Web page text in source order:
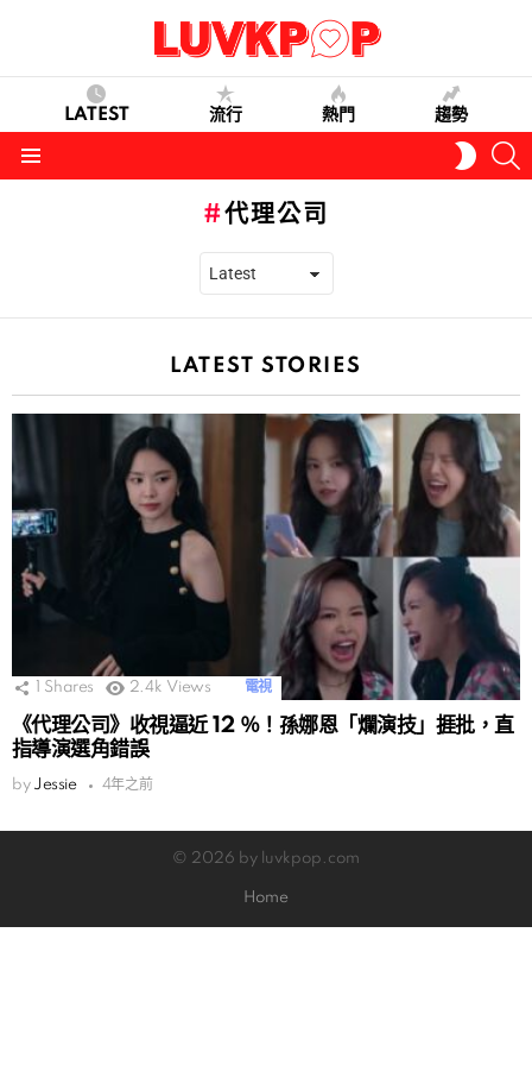
LATEST 流行 熱門 趨勢
SKIN
代理公司
LATEST STORIES
Shares 2.4k Views 電視
《代理公司》收視逼近 12 ％！孫娜恩「爛演技」捱批，直
指導演選角錯誤
by Jessie 4年之前
© 2026 by luvkpop.com
Home